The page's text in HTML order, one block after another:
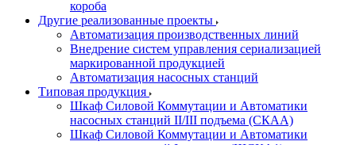
короба
Другие реализованные проекты
Автоматизация производственных линий
Внедрение систем управления сериализацией
маркированной продукцией
Автоматизация насосных станций
Типовая продукция
Шкаф Силовой Коммутации и Автоматики
насосных станций II/III подъема (СКАА)
Шкаф Силовой Коммутации и Автоматики